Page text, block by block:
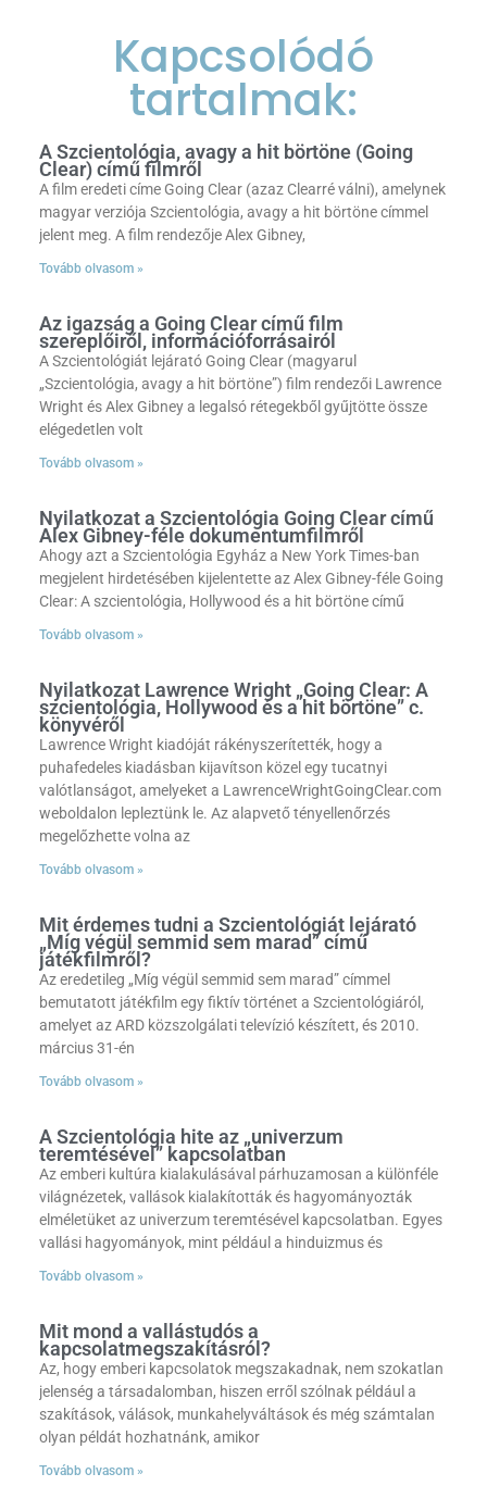
Kapcsolódó
tartalmak:
A Szcientológia, avagy a hit börtöne (Going
Clear) című filmről
A film eredeti címe Going Clear (azaz Clearré válni), amelynek
magyar verziója Szcientológia, avagy a hit börtöne címmel
jelent meg. A film rendezője Alex Gibney,
Tovább olvasom »
Az igazság a Going Clear című film
szereplőiről, információforrásairól
A Szcientológiát lejárató Going Clear (magyarul
„Szcientológia, avagy a hit börtöne”) film rendezői Lawrence
Wright és Alex Gibney a legalsó rétegekből gyűjtötte össze
elégedetlen volt
Tovább olvasom »
Nyilatkozat a Szcientológia Going Clear című
Alex Gibney-féle dokumentumfilmről
Ahogy azt a Szcientológia Egyház a New York Times-ban
megjelent hirdetésében kijelentette az Alex Gibney-féle Going
Clear: A szcientológia, Hollywood és a hit börtöne című
Tovább olvasom »
Nyilatkozat Lawrence Wright „Going Clear: A
szcientológia, Hollywood és a hit börtöne” c.
könyvéről
Lawrence Wright kiadóját rákényszerítették, hogy a
puhafedeles kiadásban kijavítson közel egy tucatnyi
valótlanságot, amelyeket a LawrenceWrightGoingClear.com
weboldalon lepleztünk le. Az alapvető tényellenőrzés
megelőzhette volna az
Tovább olvasom »
Mit érdemes tudni a Szcientológiát lejárató
„Míg végül semmid sem marad” című
játékfilmről?
Az eredetileg „Míg végül semmid sem marad” címmel
bemutatott játékfilm egy fiktív történet a Szcientológiáról,
amelyet az ARD közszolgálati televízió készített, és 2010.
március 31-én
Tovább olvasom »
A Szcientológia hite az „univerzum
teremtésével” kapcsolatban
Az emberi kultúra kialakulásával párhuzamosan a különféle
világnézetek, vallások kialakították és hagyományozták
elméletüket az univerzum teremtésével kapcsolatban. Egyes
vallási hagyományok, mint például a hinduizmus és
Tovább olvasom »
Mit mond a vallástudós a
kapcsolatmegszakításról?
Az, hogy emberi kapcsolatok megszakadnak, nem szokatlan
jelenség a társadalomban, hiszen erről szólnak például a
szakítások, válások, munkahelyváltások és még számtalan
olyan példát hozhatnánk, amikor
Tovább olvasom »